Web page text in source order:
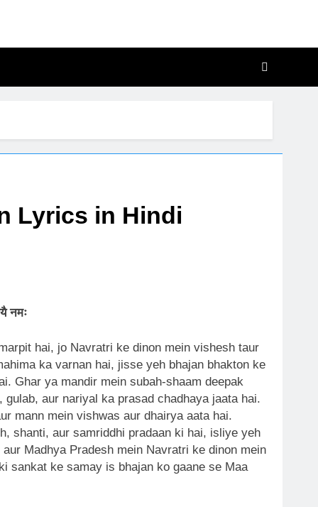
Katha Aur Chalisa
Lyrics in Hindi
नमः
hai, jo Navratri ke dinon mein vishesh taur
ka varnan hai, jisse yeh bhajan bhakton ke
Ghar ya mandir mein subah-shaam deepak
aur nariyal ka prasad chadhaya jaata hai.
mann mein vishwas aur dhairya aata hai.
shanti, aur samriddhi pradaan ki hai, isliye yeh
Madhya Pradesh mein Navratri ke dinon mein
sankat ke samay is bhajan ko gaane se Maa